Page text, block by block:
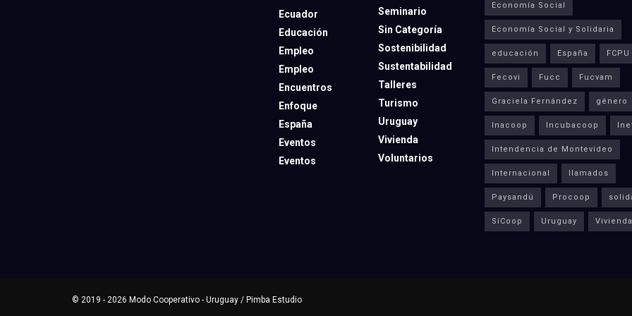
Ecuador
Educación
Empleo
Empleo
Encuentros
Enfoque
España
Eventos
Eventos
Seminario
Sin Categoría
Sostenibilidad
Sustentabilidad
Talleres
Turismo
Uruguay
Vivienda
Voluntarios
Economía Social
Economía Social y Solidaria
educación España FCPU
Fecovi Fucc Fucvam
Graciela Fernández género
Inacoop Incubacoop
Intendencia de Montevideo
Internacional llamados
Paysandú Procoop
SíCoop Uruguay Vivienda
© 2019 - 2026 Modo Cooperativo - Uruguay / Pimba Estudio